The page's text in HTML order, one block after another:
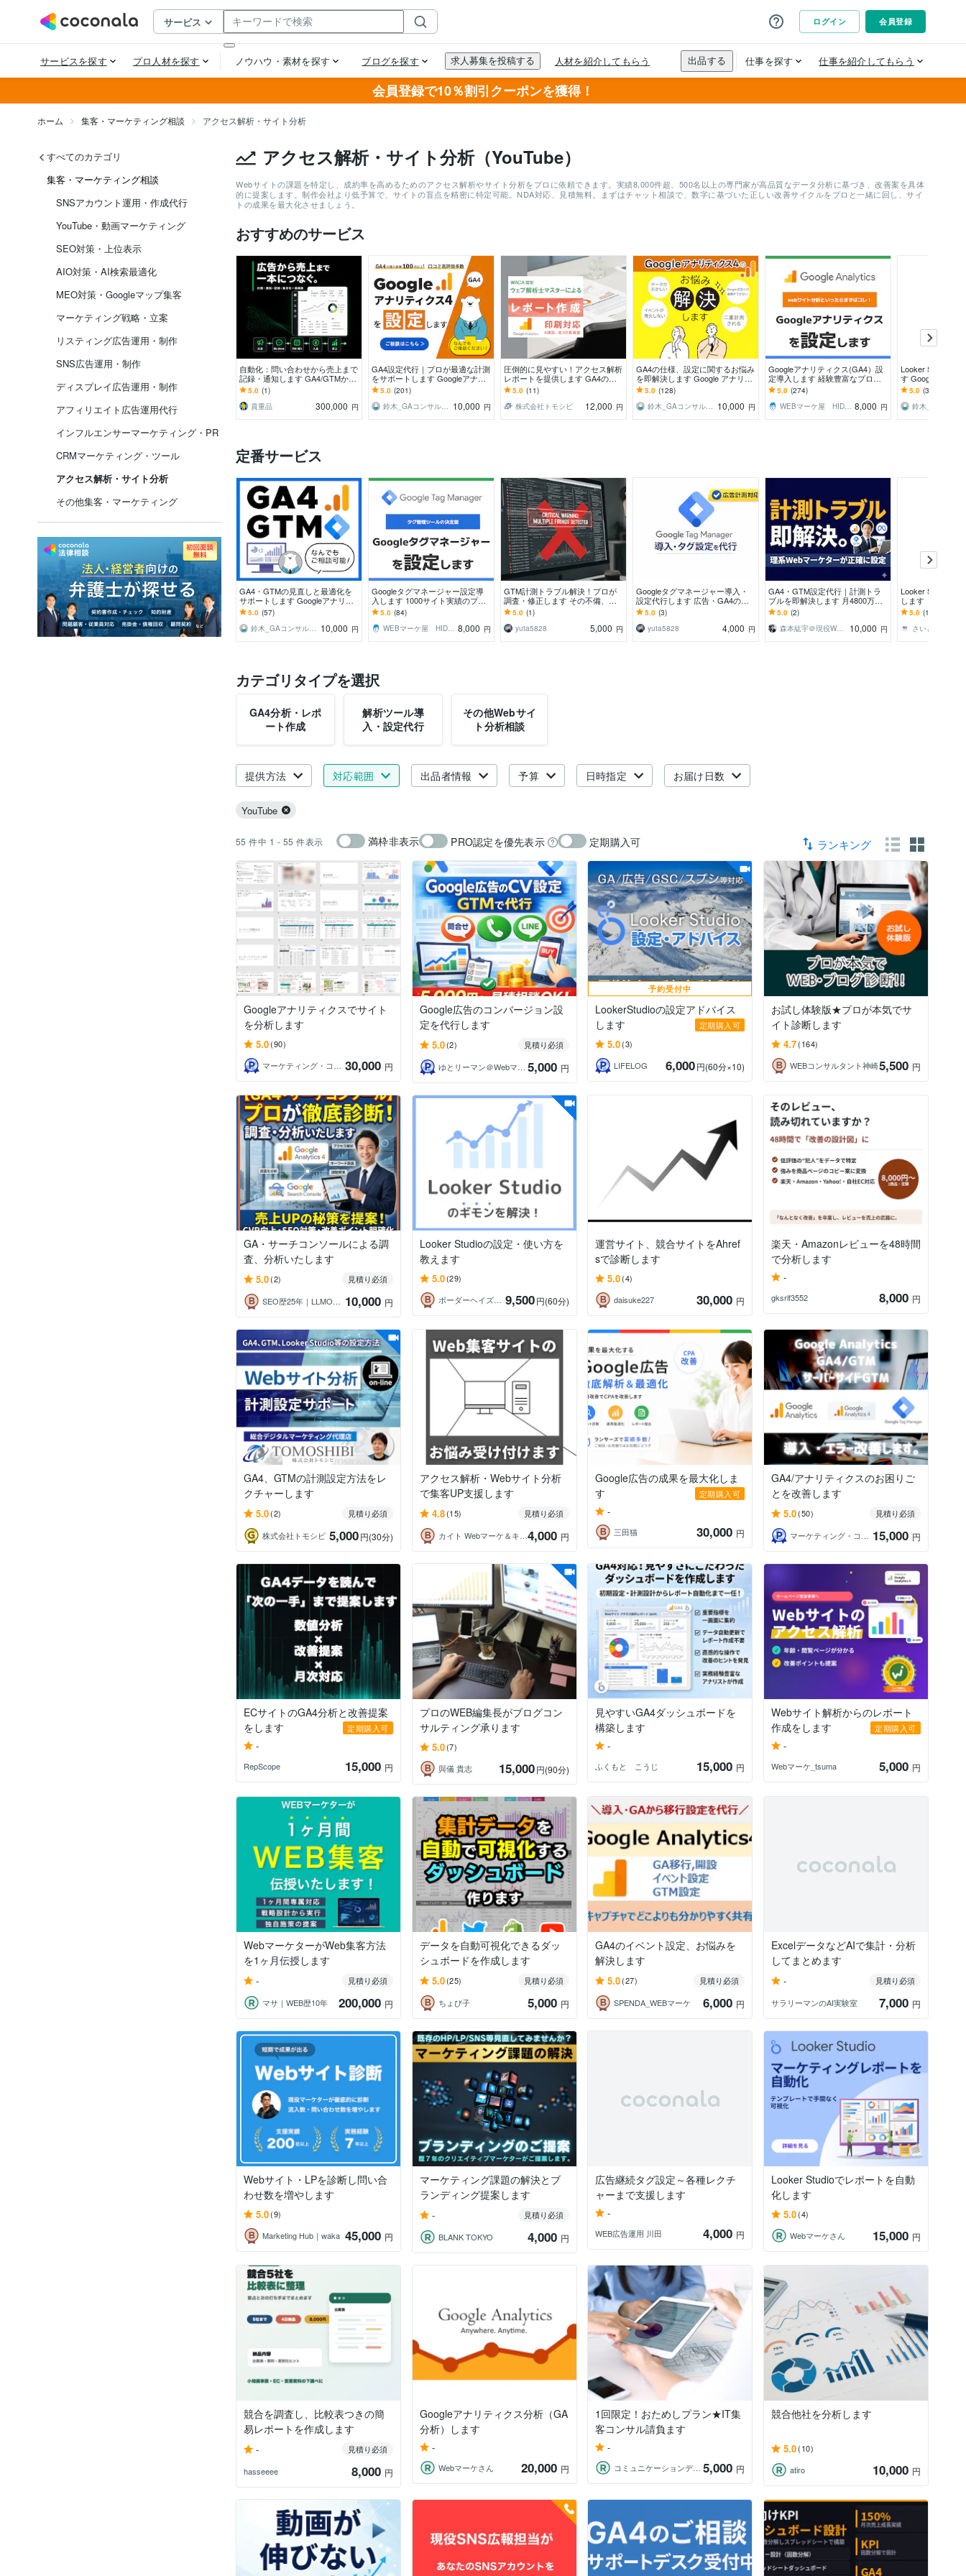
会員登録で10％割引クーポンを獲得！
ホーム 集客・マーケティング相談 アクセス解析・サイト分析
すべてのカテゴリ
集客・マーケティング相談
SNSアカウント運用・作成代行
YouTube・動画マーケティング
SEO対策・上位表示
AIO対策・AI検索最適化
MEO対策・Googleマップ集客
マーケティング戦略・立案
リスティング広告運用・制作
SNS広告運用・制作
ディスプレイ広告運用・制作
アフィリエイト広告運用代行
インフルエンサーマーケティング・PR
CRMマーケティング・ツール
アクセス解析・サイト分析
その他集客・マーケティング
アクセス解析・サイト分析（YouTube）
Webサイトの課題を特定し、成約率を高めるためのアクセス解析やサイト分析をプロに依頼できます。実績8,000件超、500名以上の専門家が高品質なデータ分析に基づき、改善案を具体
的に提案します。制作会社より低予算で、サイトの盲点を精密に特定可能。NDA対応、見積無料。まずはチャット相談で、数字に基づいた正しい改善サイクルをプロと一緒に回し、サイ
トの成果を最大化させましょう。
おすすめのサービス
自動化：問い合わせから売上まで
記録・通知します GA4/GTMから
LINE通知・業務集計まで一括対
応
5.0 (1)
貴重品
300,000 円
GA4設定代行｜プロが最適な計測
をサポートします Googleアナリ
ティクスの専門家が最適な計測を
実現します！
5.0 (201)
鈴木_GAコンサルタント 10,000 円
圧倒的に見やすい！アクセス解析
レポートを提供します GA4のデ
ータをグラフ化した分かりやすい
アクセス解析レポート
5.0 (11)
株式会社トモシビ
12,000 円
GA4の仕様、設定に関するお悩み
を即解決します Google アナリテ
ィクスのどんな問題も即解決しま
す！
5.0 (128)
鈴木_GAコンサルタント 10,000 円
Googleアナリティクス(GA4）設
定導入します 経験豊富なプロが
最適な計測を実現します
5.0 (274)
WEBマーケ屋 HIDAKA 8,000 円
Looker Studioで
す Googleアナリ
がデータ活用を
5.0 (37)
定番サービス
GA4・GTMの見直しと最適化を
サポートします Googleアナリテ
ィクスの専門家が最適な計測をサ
ポート！
5.0 (57)
鈴木_GAコンサルタント 10,000 円
Googleタグマネージャー設定導
入します 1000サイト実績のプロ
がGTM設定を代行
5.0 (84)
WEBマーケ屋 HIDAKA 8,000 円
GTM計測トラブル解決！プロが
調査・修正します その不備、最
短当日調査で解決。広告効果の可
視化を正常化します
5.0 (1)
yuta5828
5,000 円
Googleタグマネージャー導入・
設定代行します 広告・GA4の計
測ズレを防ぎ、正確なデータ取得
をサポート
5.0 (3)
yuta5828
4,000 円
GA4・GTM設定代行｜計測トラ
ブルを即解決します 月4800万運
用の現役マーケターが、計測トラ
ブルを即解決。
5.0 (2)
森本紘宇＠現役Webマーケター
10,000 円
Looker Studioに
します 【分析効
まとめと可視化
5.0 (13)
カテゴリタイプを選択
GA4分析・レポ
ート作成
解析ツール導
入・設定代行
その他Webサイ
ト分析相談
提供方法 対応範囲 出品者情報 予算 日時指定 お届け日数
YouTube
55 件中 1 - 55 件表示 満枠非表示 PRO認定を優先表示 定期購入可 ランキング
Googleアナリティクスでサイト
を分析します
5.0(90)
マーケティング・コンシェルジュ
30,000 円
Google広告のコンバージョン設
定を代行します
5.0(2)
見積り必須
ゆとリーマン＠Webマーケター 5,000 円
予約受付中
LookerStudioの設定アドバイス
します
定期購入可
5.0(3)
LIFELOG
6,000円(60分×10)
お試し体験版★プロが本気でサ
イト診断します
4.7(164)
WEBコンサルタント神崎5,500 円
GA・サーチコンソールによる調
査、分析いたします
5.0(2)
見積り必須
SEO歴25年｜LLMO・SNS
10,000 円
Looker Studioの設定・使い方を
教えます
5.0(29)
ボーダーヘイズ・ジャパン 屋嘉比
9,500円(60分)
運営サイト、競合サイトをAhref
sで診断します
5.0(4)
daisuke227
30,000 円
楽天・Amazonレビューを48時間
で分析します
-
gksrlf3552 8,000 円
GA4、GTMの計測設定方法をレ
クチャーします
5.0(2)
見積り必須
株式会社トモシビ 5,000円(30分)
アクセス解析・Webサイト分析
で集客UP支援します
4.8(15)
見積り必須
カイト Webマーケ＆キャリア相談 4,000 円
Google広告の成果を最大化しま
す
定期購入可
-
三田猫 30,000 円
GA4/アナリティクスのお困りご
とを改善します
5.0(50)
見積り必須
マーケティング・コンシェルジュ
15,000 円
ECサイトのGA4分析と改善提案
をします
定期購入可
-
RepScope 15,000 円
プロのWEB編集長がブログコン
サルティング承ります
5.0(7)
與儀 貴志
15,000円(90分)
見やすいGA4ダッシュボードを
構築します
-
ふくもと こうじ 15,000 円
Webサイト解析からのレポート
作成をします
定期購入可
-
Webマーケ_tsuma 5,000 円
WebマーケターがWeb集客方法
を1ヶ月伝授します
-
見積り必須
マサ｜WEB歴10年
200,000 円
データを自動可視化できるダッ
シュボードを作成します
5.0(25)
見積り必須
ちょび子
5,000 円
GA4のイベント設定、お悩みを
解決します
5.0(27)
見積り必須
SPENDA_WEBマーケ
6,000 円
ExcelデータなどAIで集計・分析
してまとめます
-
見積り必須
サラリーマンのAI実験室
7,000 円
Webサイト・LPを診断し問い合
わせ数を増やします
5.0(9)
Marketing Hub｜waka 45,000 円
マーケティング課題の解決とブ
ランディング提案します
-
見積り必須
BLANK TOKYO
4,000 円
広告継続タグ設定～各種レクチ
ャーまで支援します
-
WEB広告運用 川田 4,000 円
Looker Studioでレポートを自動
化します
5.0(4)
Webマーケさん
15,000 円
競合を調査し、比較表つきの簡
易レポートを作成します
-
見積り必須
hasseeee
8,000 円
Googleアナリティクス分析（GA
分析）します
-
Webマーケさん 20,000 円
1回限定！おためしプラン★IT集
客コンサル請負ます
-
コミュニケーションデザイン事務所グーテ 5,000 円
競合他社を分析します
5.0(10)
atiro
10,000 円